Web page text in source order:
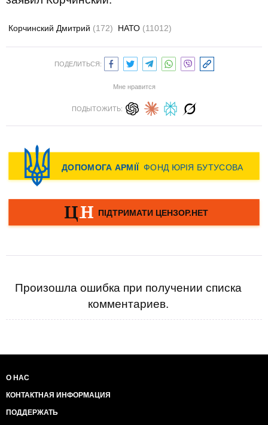
Корчинский Дмитрий (172) НАТО (11012)
ПОДЕЛИТЬСЯ:
Мне нравится
ПОДЫТОЖИТЬ:
Произошла ошибка при получении списка
комментариев.
О НАС
КОНТАКТНАЯ ИНФОРМАЦИЯ
ПОДДЕРЖАТЬ